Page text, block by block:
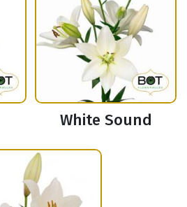
White Sound